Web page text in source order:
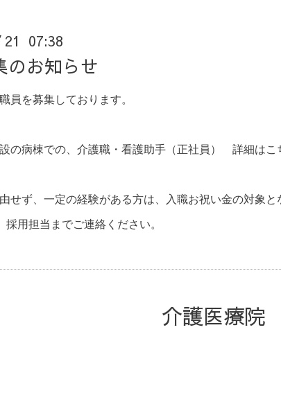
21 07:38
のお知らせ
員を募集しております。
の病棟での、介護職・看護助手（正社員） 詳細はこ
せず、一定の経験がある方は、入職お祝い金の対象と
採用担当までご連絡ください。
介護医療